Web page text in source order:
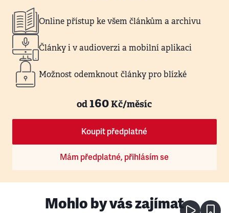
Online přístup ke všem článkům a archivu
Články i v audioverzi a mobilní aplikaci
Možnost odemknout články pro blízké
od160Kč/měsíc
Koupit předplatné
Mám předplatné, přihlásím se
Mohlo by vás zajímat